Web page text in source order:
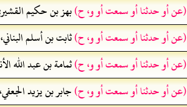
(عن أو حدثنا أو سمعت أو و، ح)بهز بن حكيم
(عن أو حدثنا أو سمعت أو و، ح)ثابت بن أسلم
(عن أو حدثنا أو سمعت أو و، ح)ثمامة بن عبد الله
(عن أو حدثنا أو سمعت أو و، ح)جابر بن يزيد